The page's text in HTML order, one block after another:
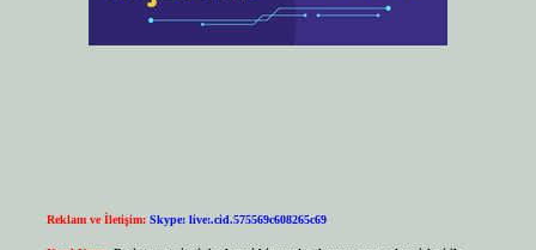
Reklam ve İletişim: Skype: live:.cid.575569c608265c69